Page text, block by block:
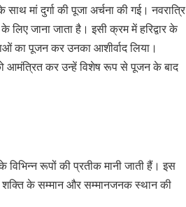
मां दुर्गा की पूजा अर्चना की गई। नवरात्रि
जाना जाता है। इसी क्रम में हरिद्वार के
का पूजन कर उनका आशीर्वाद लिया।
कर उन्हें विशेष रूप से पूजन के बाद
विभिन्न रूपों की प्रतीक मानी जाती हैं। इस
शक्ति के सम्मान और सम्मानजनक स्थान की